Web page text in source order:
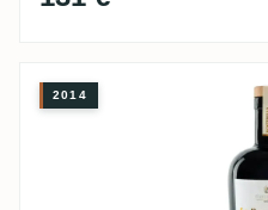
Carrere
2014